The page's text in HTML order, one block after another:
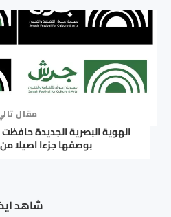
مقال
الهوية البصرية الجديدة حافظت
بوصفها جزءا اصيلا
شاهد